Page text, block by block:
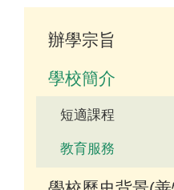
結
navigation
辦學宗旨
學校簡介
短適課程
教育服務